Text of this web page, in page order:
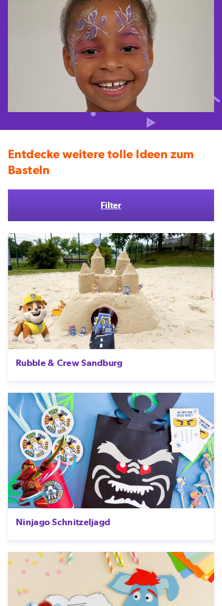
Entdecke weitere tolle Ideen zum
Basteln
Filter
Rubble & Crew Sandburg
Ninjago Schnitzeljagd